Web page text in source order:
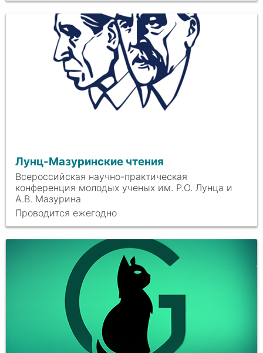
Лунц-Мазуринские чтения
Всероссийская научно-практическая
конференция молодых ученых им. Р.О. Лунца и
А.В. Мазурина
Проводится ежегодно